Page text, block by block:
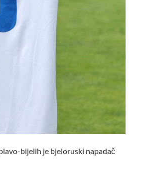
bijelih je bjeloruski napadač